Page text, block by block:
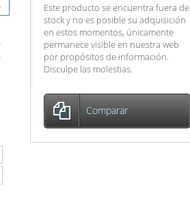
Este producto se encuentra fuera de
stock y no es posible su adquisición
en estos momentos, únicamente
permanece visible en nuestra web
por propósitos de información.
Disculpe las molestias.
Comparar